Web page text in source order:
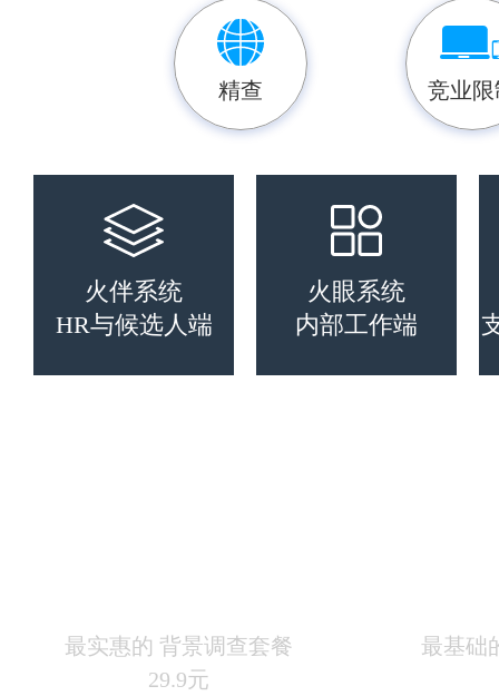
精查 竞业限
火伴系统
HR与候选人端
火眼系统
内部工作端
最实惠的 背景调查套餐
29.9元
最基础